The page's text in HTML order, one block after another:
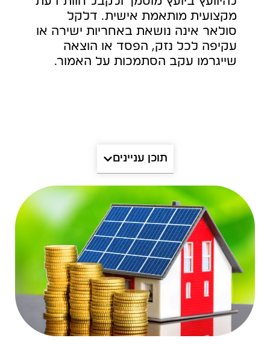
מקצועית מותאמת אישית. דלקל
סולאר אינה נושאת באחריות ישירה או
עקיפה לכל נזק, הפסד או הוצאה
שייגרמו עקב הסתמכות על האמור.
תוכן עניינים